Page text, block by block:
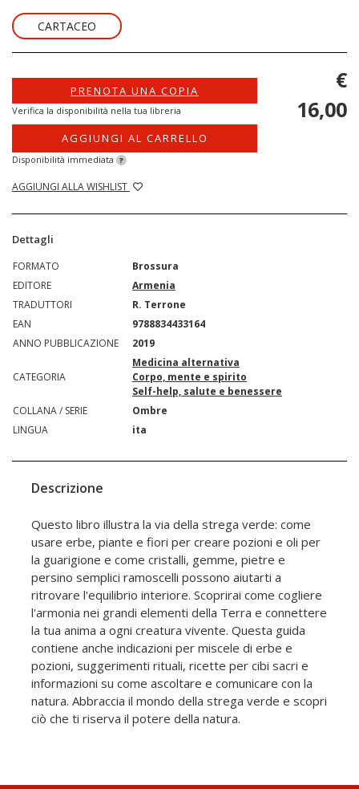
CARTACEO
PRENOTA UNA COPIA
Verifica la disponibilità nella tua libreria
AGGIUNGI AL CARRELLO
Disponibilità immediata ?
AGGIUNGI ALLA WISHLIST
€
16,00
Dettagli
FORMATO
Brossura
EDITORE
Armenia
TRADUTTORI
R. Terrone
EAN
9788834433164
ANNO PUBBLICAZIONE
2019
CATEGORIA
Medicina alternativa
Corpo, mente e spirito
Self-help, salute e benessere
COLLANA / SERIE
Ombre
LINGUA
ita
Descrizione
Questo libro illustra la via della strega verde: come
usare erbe, piante e fiori per creare pozioni e oli per
la guarigione e come cristalli, gemme, pietre e
persino semplici ramoscelli possono aiutarti a
ritrovare l'equilibrio interiore. Scoprirai come cogliere
l'armonia nei grandi elementi della Terra e connettere
la tua anima a ogni creatura vivente. Questa guida
contiene anche indicazioni per miscele di erbe e
pozioni, suggerimenti rituali, ricette per cibi sacri e
informazioni su come ascoltare e comunicare con la
natura. Abbraccia il mondo della strega verde e scopri
ciò che ti riserva il potere della natura.